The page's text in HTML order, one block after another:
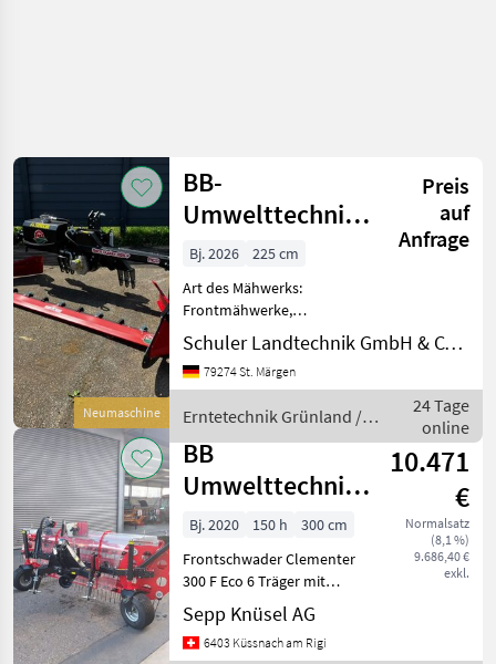
Neumaschine
BB-
Umwelttechnik
Seco Duplex 225
F PICO
Preis
auf
Anfrage
Bj. 2026
225 cm
Art des Mähwerks:
Frontmähwerke,
Schwadleitblech Hardox
Gleitkufen (Schnitthöhen
von 4-20 cm ein Satz frei
innenliegende
Schlauchführung ■ V
Schuler Landtechnik GmbH & CO KG
79274 St. Märgen
Erntetechnik Grünland /
BB Umwelttechnik
24 Tage
online
BB
Umwelttechnik
Clementer 300 F
10.471
€
Normalsatz
(8,1 %)
9.686,40 €
exkl.
Bj. 2020 150 h
300 cm
Frontschwader Clementer
300 F Eco 6 Träger mit
breiten Zinken für Traktor
1000 U/min links mech
Schwadtuch Warntafel V-
Sepp Knüsel AG
6403 Küssnach am Rigi